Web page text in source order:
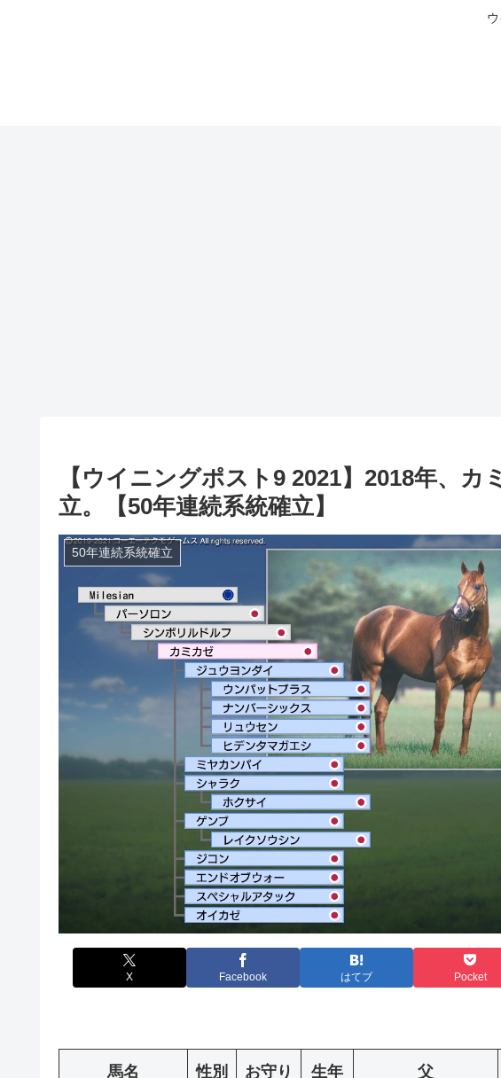
【ウイニングポスト9 2021】2018年、カ
立。【50年連続系統確立】
50年連続系統確立
X Facebook はてブ Pocket
馬名 性別 お守り 生年 父